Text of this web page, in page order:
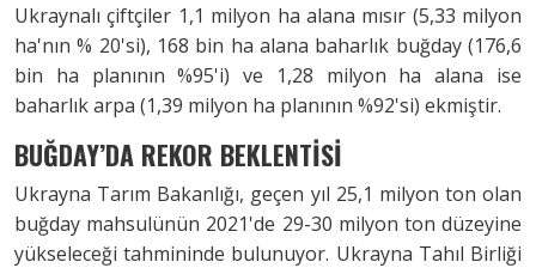
Ukraynalı çiftçiler 1,1 milyon ha alana mısır (5,33 milyon
ha'nın % 20'si), 168 bin ha alana baharlık buğday (176,6
bin ha planının %95'i) ve 1,28 milyon ha alana ise
baharlık arpa (1,39 milyon ha planının %92'si) ekmiştir.
BUĞDAY’DA REKOR BEKLENTİSİ
Ukrayna Tarım Bakanlığı, geçen yıl 25,1 milyon ton olan
buğday mahsulünün 2021'de 29-30 milyon ton düzeyine
yükseleceği tahmininde bulunuyor. Ukrayna Tahıl Birliği